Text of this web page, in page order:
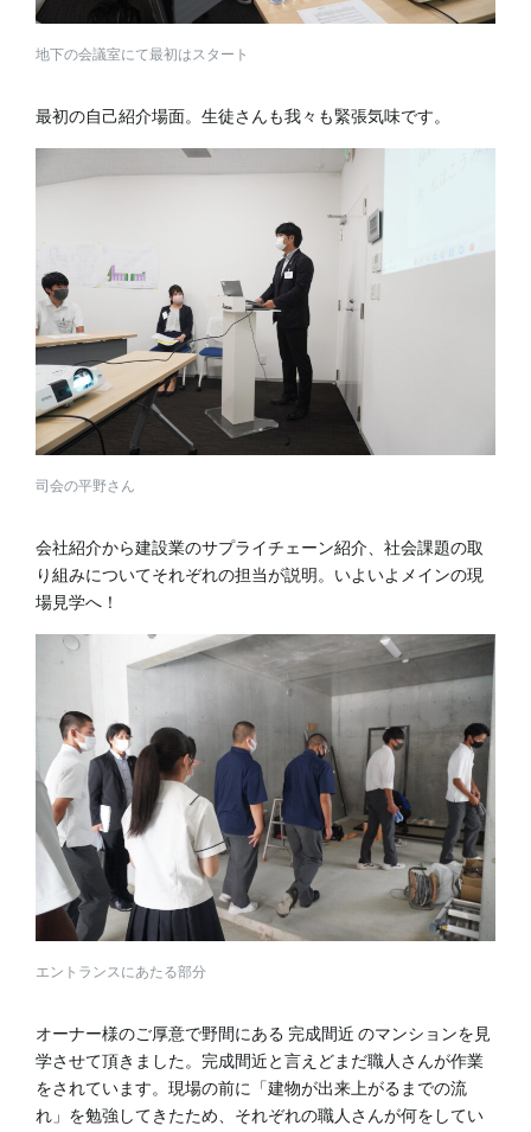
地下の会議室にて最初はスタート
最初の自己紹介場面。生徒さんも我々も緊張気味です。
司会の平野さん
会社紹介から建設業のサプライチェーン紹介、社会課題の取
り組みについてそれぞれの担当が説明。いよいよメインの現
場見学へ！
エントランスにあたる部分
オーナー様のご厚意で野間にある 完成間近 のマンションを見
学させて頂きました。完成間近と言えどまだ職人さんが作業
をされています。現場の前に「建物が出来上がるまでの流
れ」を勉強してきたため、それぞれの職人さんが何をしてい